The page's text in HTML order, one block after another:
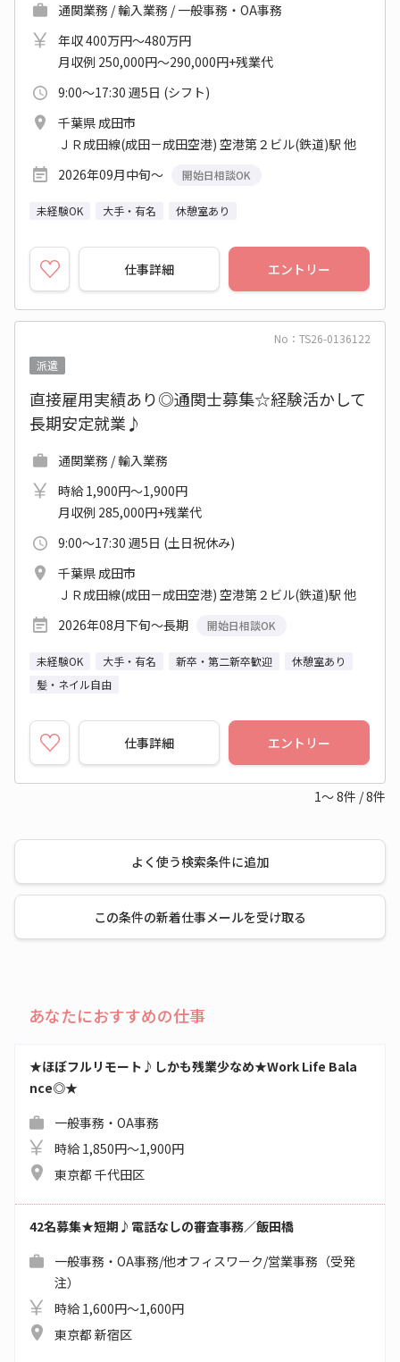
通関業務 / 輸入業務 / 一般事務・OA事務
年収 400万円～480万円
月収例 250,000円～290,000円+残業代
9:00～17:30 週5日 (シフト)
千葉県 成田市
ＪＲ成田線(成田－成田空港) 空港第２ビル(鉄道)駅 他
2026年09月中旬～
開始日相談OK
未経験OK 大手・有名 休憩室あり
仕事詳細 エントリー
No：TS26-0136122
派遣
直接雇用実績あり◎通関士募集☆経験活かして
長期安定就業♪
通関業務 / 輸入業務
時給 1,900円～1,900円
月収例 285,000円+残業代
9:00～17:30 週5日 (土日祝休み)
千葉県 成田市
ＪＲ成田線(成田－成田空港) 空港第２ビル(鉄道)駅 他
2026年08月下旬～長期
開始日相談OK
未経験OK 大手・有名 新卒・第二新卒歓迎
休憩室あり
髪・ネイル自由
仕事詳細 エントリー
1～8件 /8件
よく使う検索条件に追加
この条件の新着仕事メールを受け取る
あなたにおすすめの仕事
★ほぼフルリモート♪しかも残業少なめ★Work Life Bala
nce◎★
一般事務・OA事務
時給 1,850円～1,900円
東京都 千代田区
42名募集★短期♪電話なしの審査事務／飯田橋
一般事務・OA事務/他オフィスワーク/営業事務（受発
注）
時給 1,600円～1,600円
東京都 新宿区